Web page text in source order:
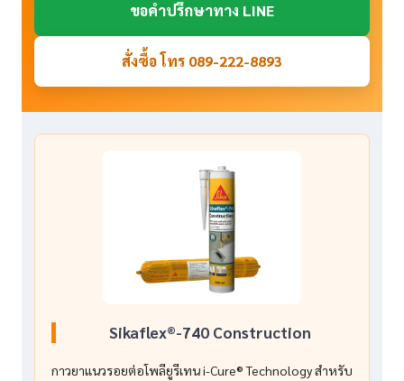
ขอคำปรึกษาทาง LINE
สั่งซื้อ โทร 089-222-8893
Sikaflex®-740 Construction
กาวยาแนวรอยต่อโพลียูรีเทน i-Cure® Technology สำหรับ